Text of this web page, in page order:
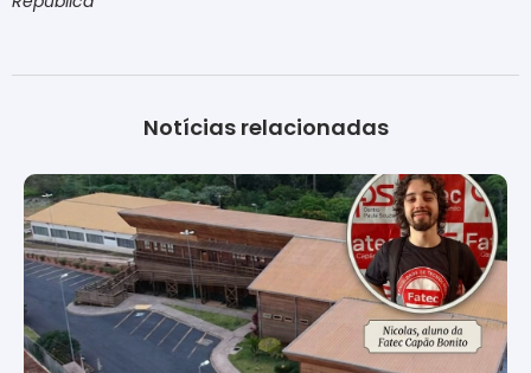
Notícias relacionadas